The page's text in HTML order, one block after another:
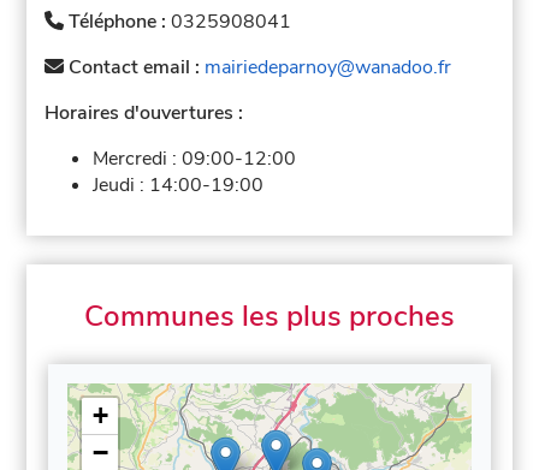
Téléphone :0325908041
Contact email : mairiedeparnoy@wanadoo.fr
Horaires d'ouvertures :
Mercredi :09:00-12:00
Jeudi : 14:00-19:00
Communes les plus proches
+
−